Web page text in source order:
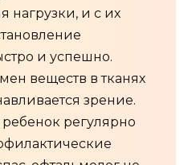
нагрузки, и с их
и успешно.
веществ в тканях
зрение.
регулярно